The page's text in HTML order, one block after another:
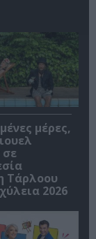
μέρες,
Τάρλοου
2026